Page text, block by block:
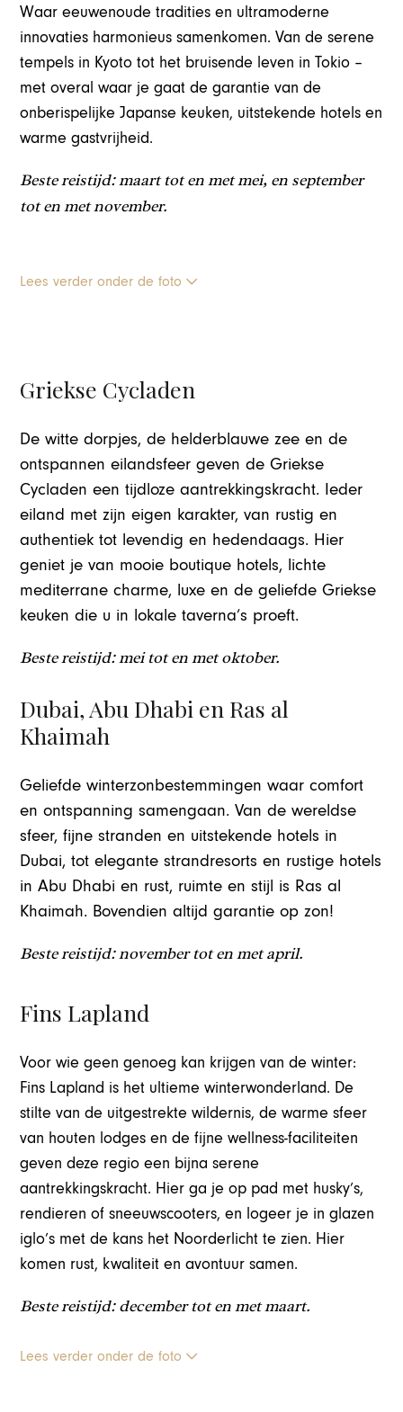
Waar eeuwenoude tradities en ultramoderne
innovaties harmonieus samenkomen. Van de serene
tempels in Kyoto tot het bruisende leven in Tokio –
met overal waar je gaat de garantie van de
onberispelijke Japanse keuken, uitstekende hotels en
warme gastvrijheid.
Beste reistijd: maart tot en met mei, en september
tot en met november.
Lees verder onder de foto
Griekse Cycladen
De witte dorpjes, de helderblauwe zee en de
ontspannen eilandsfeer geven de Griekse
Cycladen een tijdloze aantrekkingskracht. Ieder
eiland met zijn eigen karakter, van rustig en
authentiek tot levendig en hedendaags. Hier
geniet je van mooie boutique hotels, lichte
mediterrane charme, luxe en de geliefde Griekse
keuken die u in lokale taverna’s proeft.
Beste reistijd: mei tot en met oktober.
Dubai, Abu Dhabi en Ras al
Khaimah
Geliefde winterzonbestemmingen waar comfort
en ontspanning samengaan. Van de wereldse
sfeer, fijne stranden en uitstekende hotels in
Dubai, tot elegante strandresorts en rustige hotels
in Abu Dhabi en rust, ruimte en stijl is Ras al
Khaimah. Bovendien altijd garantie op zon!
Beste reistijd: november tot en met april.
Fins Lapland
Voor wie geen genoeg kan krijgen van de winter:
Fins Lapland is het ultieme winterwonderland. De
stilte van de uitgestrekte wildernis, de warme sfeer
van houten lodges en de fijne wellness-faciliteiten
geven deze regio een bijna serene
aantrekkingskracht. Hier ga je op pad met husky’s,
rendieren of sneeuwscooters, en logeer je in glazen
iglo’s met de kans het Noorderlicht te zien. Hier
komen rust, kwaliteit en avontuur samen.
Beste reistijd: december tot en met maart.
Lees verder onder de foto